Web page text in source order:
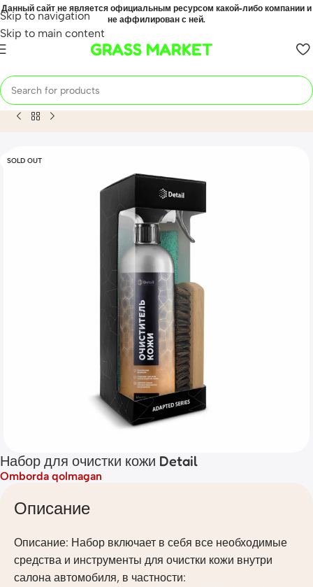
Skip to navigation
Skip to main content
Данный сайт не является официальным ресурсом какой-либо компании и
не аффилирован с ней.
GRASS MARKET
Home Mahsulot Набор для очистки кожи Detail
SOLD OUT
Набор для очистки кожи Detail
Omborda qolmagan
Описание
Описание: Набор включает в себя все необходимые
средства и инструменты для очистки кожи внутри
салона автомобиля, в частности: